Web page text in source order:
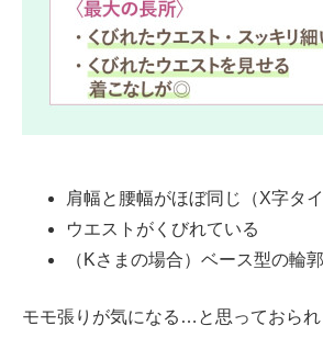
肩幅と腰幅がほぼ同じ（X字タイ
ウエストがくびれている
（Kさまの場合）ベース型の輪
モモ張りが気になる…と思っておら